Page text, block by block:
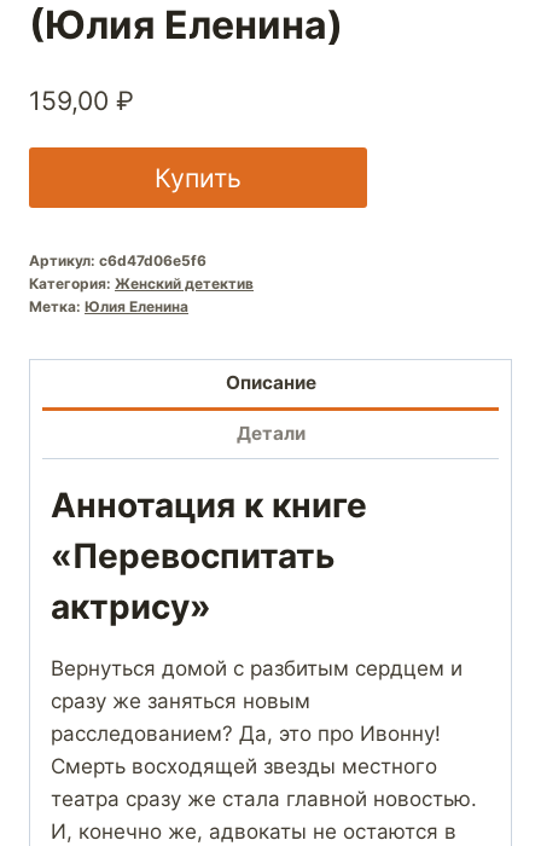
(Юлия Еленина)
159,00 ₽
Купить
Артикул: c6d47d06e5f6
Категория: Женский детектив
Метка: Юлия Еленина
Описание
Детали
Аннотация к книге
«Перевоспитать
актрису»
Вернуться домой с разбитым сердцем и
сразу же заняться новым
расследованием? Да, это про Ивонну!
Смерть восходящей звезды местного
театра сразу же стала главной новостью.
И, конечно же, адвокаты не остаются в